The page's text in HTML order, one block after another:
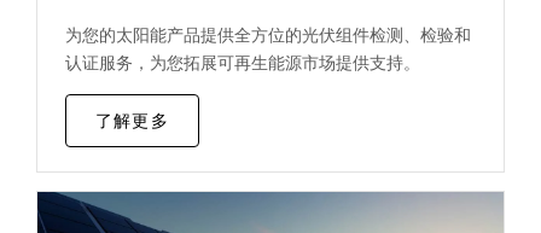
为您的太阳能产品提供全方位的光伏组件检测、检验和
认证服务，为您拓展可再生能源市场提供支持。
了解更多